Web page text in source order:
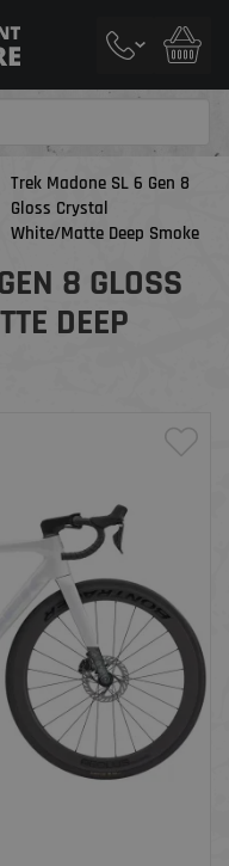
Trek Madone SL 6 Gen 8
Gloss Crystal
White/Matte Deep Smoke
8 GLOSS
DEEP